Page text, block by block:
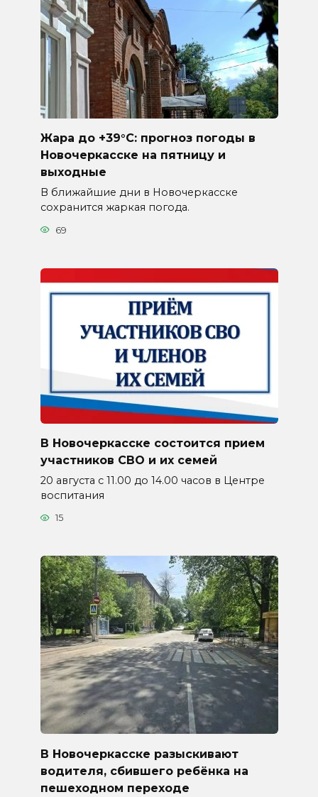
Жара до +39°C: прогноз погоды в
Новочеркасске на пятницу и
выходные
В ближайшие дни в Новочеркасске
сохранится жаркая погода.
69
В Новочеркасске состоится прием
участников СВО и их семей
20 августа с 11.00 до 14.00 часов в Центре
воспитания
15
В Новочеркасске разыскивают
водителя, сбившего ребёнка на
пешеходном переходе